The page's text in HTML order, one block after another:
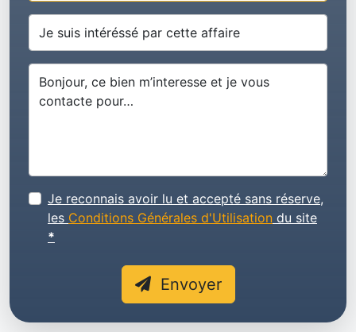
Je reconnais avoir lu et accepté sans réserve,
les Conditions Générales d'Utilisation du site
*
Envoyer